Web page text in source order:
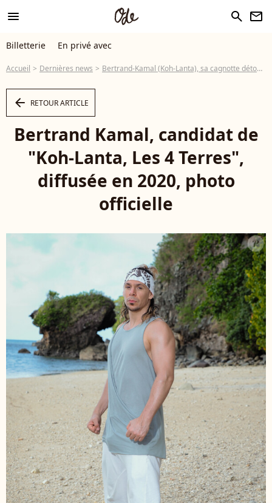
menu search newsletter
Billetterie En privé avec
Accueil Dernières news Bertrand-Kamal (Koh-Lanta), sa cagnotte détournée ? Révélations choquantes 1 an après sa mort
arrow_left RETOUR ARTICLE
Bertrand Kamal, candidat de
"Koh-Lanta, Les 4 Terres",
diffusée en 2020, photo
officielle